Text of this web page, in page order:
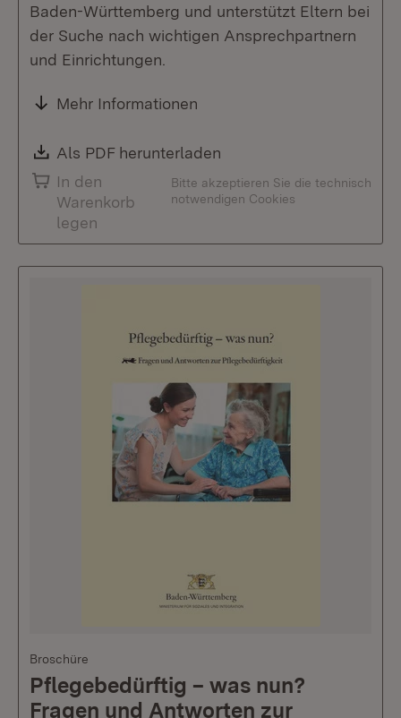
Baden-Württemberg und unterstützt Eltern bei
der Suche nach wichtigen Ansprechpartnern
und Einrichtungen.
Mehr Informationen
Download:
Als PDF herunterladen
In den
Warenkorb
legen
Bitte akzeptieren Sie die technisch
notwendigen Cookies
Broschüre
Pflegebedürftig – was nun?
Fragen und Antworten zur